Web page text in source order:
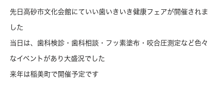
先日高砂市文化会館にていい歯いきいき健康フェアが開催されま
した
当日は、歯科検診・歯科相談・フッ素塗布・咬合圧測定など色々
なイベントがあり大盛況でした
来年は稲美町で開催予定です